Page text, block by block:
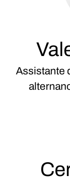
Assistante